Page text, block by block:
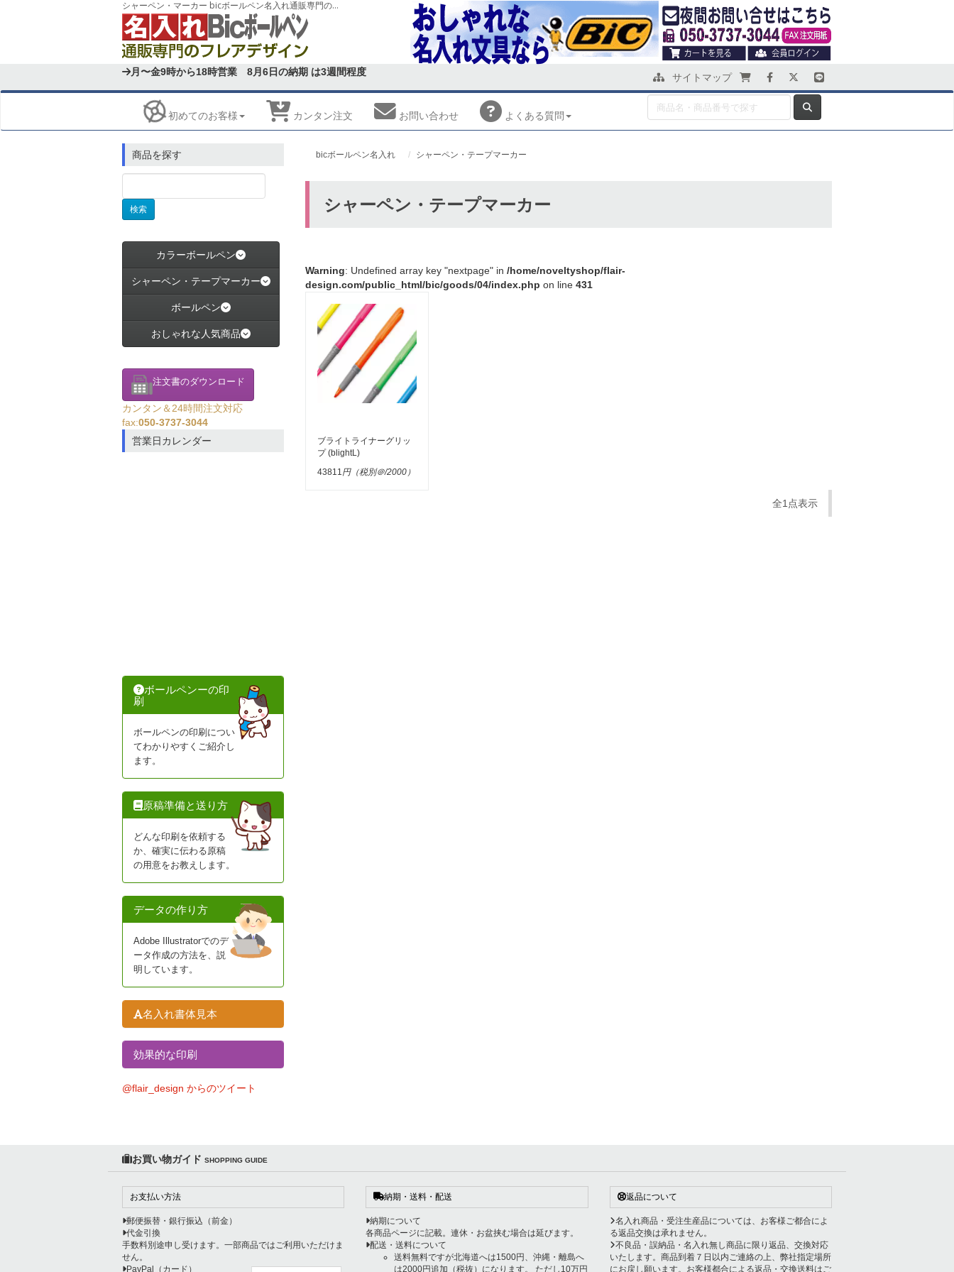
シャーペン・マーカー bicボールペン名入れ通販専門のフレアデザイン
月〜金9時から18時営業 8月6日の納期 は3週間程度 サイトマップ
初めてのお客様 カンタン注文 お問い合わせ よくある質問
bicボールペン名入れ シャーペン・テープマーカー
シャーペン・テープマーカー
Warning: Undefined array key "nextpage" in /home/noveltyshop/flair-
design.com/public_html/bic/goods/04/index.php on line 431
ブライトライナーグリッ
プ (blightL)
43811円（税別＠/2000）
全1点表示
商品を探す
カラーボールペン
シャーペン・テープマーカー
ボールペン
おしゃれな人気商品
注文書のダウンロード
カンタン＆24時間注文対応
fax:050-3737-3044
営業日カレンダー
ボールペンーの印
刷
ボールペンの印刷につい
てわかりやすくご紹介し
ます。
原稿準備と送り方
どんな印刷を依頼する
か、確実に伝わる原稿
の用意をお教えします。
データの作り方
Adobe Illustratorでのデ
ータ作成の方法を、説
明しています。
名入れ書体見本
効果的な印刷
@flair_design からのツイート
お買い物ガイド SHOPPING GUIDE
お支払い方法
郵便振替・銀行振込（前金）
代金引換
手数料別途申し受けます。一部商品ではご利用いただけま
せん。
PayPal（カード）
納期・送料・配送
納期について
各商品ページに記載。連休・お盆挟む場合は延びます。
配送・送料について
送料無料ですが北海道へは1500円、沖縄・離島へ
は2000円追加（税抜）になります。 ただし10万円
返品について
名入れ商品・受注生産品については、お客様ご都合によ
る返品交換は承れません。
不良品・誤納品・名入れ無し商品に限り返品、交換対応
いたします。商品到着７日以内ご連絡の上、弊社指定場所
にお戻し願います。お客様都合による返品・交換送料はご